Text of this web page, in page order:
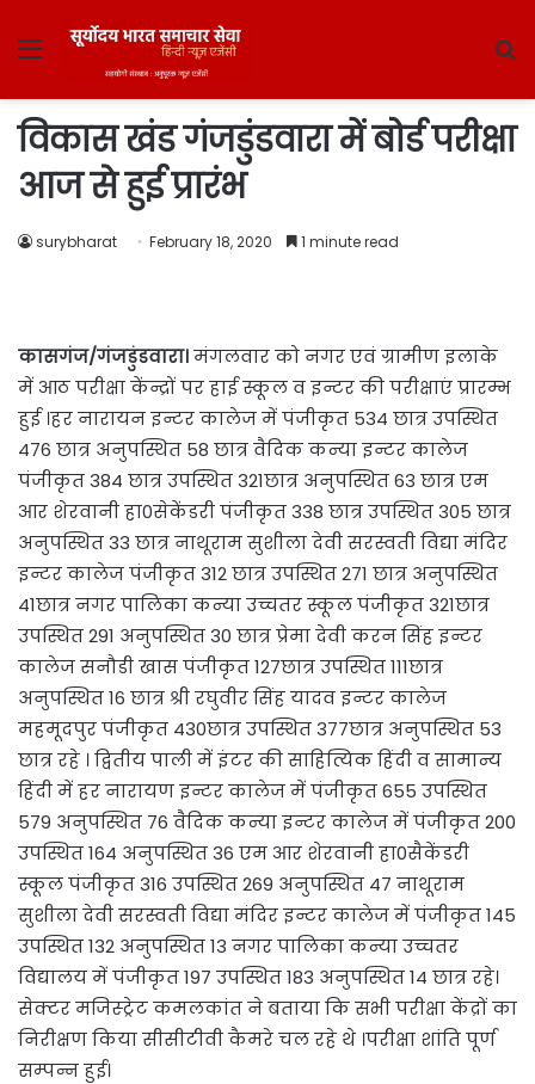
Menu
विकास खंड गंजडुंडवारा में बोर्ड परीक्षा
आज से हुई प्रारंभ
surybharat February 18, 2020 1 minute read
कासगंज/गंजडुंडवारा।मंगलवार को नगर एवं ग्रामीण इलाके
में आठ परीक्षा केंन्द्रों पर हाई स्कूल व इन्टर की परीक्षाएं प्रारम्भ
हुई ।हर नारायन इन्टर कालेज में पंजीकृत 534 छात्र उपस्थित
476 छात्र अनुपस्थित 58 छात्र वैदिक कन्या इन्टर कालेज
पंजीकृत 384 छात्र उपस्थित 321छात्र अनुपस्थित 63 छात्र एम
आर शेरवानी हा0सेकेंडरी पंजीकृत 338 छात्र उपस्थित 305 छात्र
अनुपस्थित 33 छात्र नाथूराम सुशीला देवी सरस्वती विद्या मंदिर
इन्टर कालेज पंजीकृत 312 छात्र उपस्थित 271 छात्र अनुपस्थित
41छात्र नगर पालिका कन्या उच्चतर स्कूल पंजीकृत 321छात्र
उपस्थित 291 अनुपस्थित 30 छात्र प्रेमा देवी करन सिंह इन्टर
कालेज सनौडी खास पंजीकृत 127छात्र उपस्थित 111छात्र
अनुपस्थित 16 छात्र श्री रघुवीर सिंह यादव इन्टर कालेज
महमूदपुर पंजीकृत 430छात्र उपस्थित 377छात्र अनुपस्थित 53
छात्र रहे । द्वितीय पाली में इंटर की साहित्यिक हिंदी व सामान्य
हिंदी में हर नारायण इन्टर कालेज में पंजीकृत 655 उपस्थित
579 अनुपस्थित 76 वैदिक कन्या इन्टर कालेज में पंजीकृत 200
उपस्थित 164 अनुपस्थित 36 एम आर शेरवानी हा0सैकेंडरी
स्कूल पंजीकृत 316 उपस्थित 269 अनुपस्थित 47 नाथूराम
सुशीला देवी सरस्वती विद्या मंदिर इन्टर कालेज में पंजीकृत 145
उपस्थित 132 अनुपस्थित 13 नगर पालिका कन्या उच्चतर
विद्यालय में पंजीकृत 197 उपस्थित 183 अनुपस्थित 14 छात्र रहे।
सेक्टर मजिस्ट्रेट कमलकांत ने बताया कि सभी परीक्षा केंद्रों का
निरीक्षण किया सीसीटीवी कैमरे चल रहे थे ।परीक्षा शांति पूर्ण
सम्पन्न हुई।